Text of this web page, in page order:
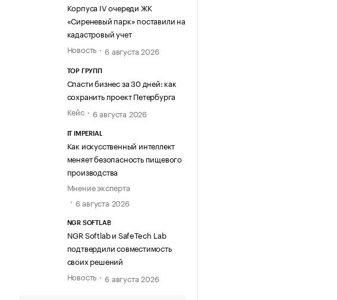
Корпуса IV очереди ЖК
«Сиреневый парк» поставили на
кадастровый учет
Новость
6 августа 2026
ТОР ГРУПП
Спасти бизнес за 30 дней: как
сохранить проект Петербурга
Кейс
6 августа 2026
IT IMPERIAL
Как искусственный интеллект
меняет безопасность пищевого
производства
Мнение эксперта
6 августа 2026
NGR SOFTLAB
NGR Softlab и SafeTech Lab
подтвердили совместимость
своих решений
Новость
6 августа 2026